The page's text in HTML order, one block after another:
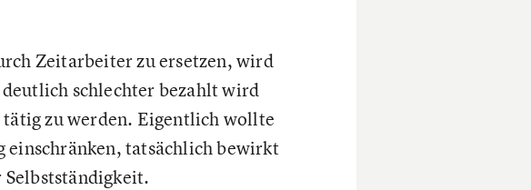
Zeitarbeiter zu ersetzen, wird
schlechter bezahlt wird
zu werden. Eigentlich wollte
einschränken, tatsächlich bewirkt
Selbstständigkeit.